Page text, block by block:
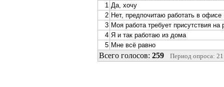
1 Да, хочу
2 Нет, предпочитаю работать в офисе
3 Моя работа требует присутствия на
4 Я и так работаю из дома
5 Мне всё равно
Всего голосов: 259 Период опроса: